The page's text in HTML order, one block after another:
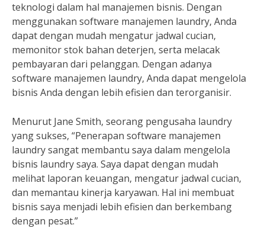
teknologi dalam hal manajemen bisnis. Dengan
menggunakan software manajemen laundry, Anda
dapat dengan mudah mengatur jadwal cucian,
memonitor stok bahan deterjen, serta melacak
pembayaran dari pelanggan. Dengan adanya
software manajemen laundry, Anda dapat mengelola
bisnis Anda dengan lebih efisien dan terorganisir.
Menurut Jane Smith, seorang pengusaha laundry
yang sukses, “Penerapan software manajemen
laundry sangat membantu saya dalam mengelola
bisnis laundry saya. Saya dapat dengan mudah
melihat laporan keuangan, mengatur jadwal cucian,
dan memantau kinerja karyawan. Hal ini membuat
bisnis saya menjadi lebih efisien dan berkembang
dengan pesat.”